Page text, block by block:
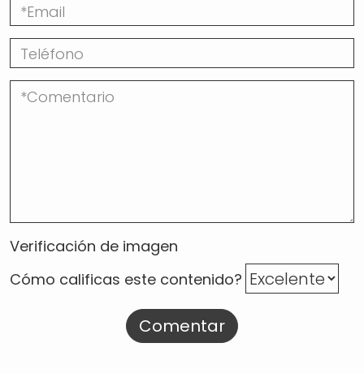
Verificación de imagen
Cómo calificas este contenido?
Comentar